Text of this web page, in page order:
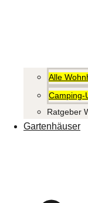
Alle
Camping-
Ratgeber
Gartenhäuser